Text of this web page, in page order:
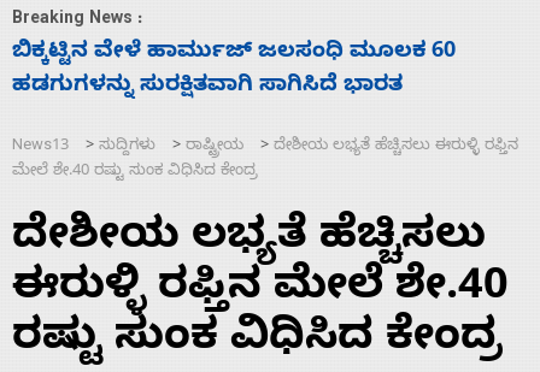
Breaking News :
ನಾಗೇಂದ್ರ ರಾಜೀನಾಮೆ ಕೊಡದಿದ್ದರೆ ಸದನ ನಡೆಸಲು
ಬಿಡೆವು: ಛಲವಾದಿ ನಾರಾಯಣಸ್ವಾಮಿ
News13 > ಸುದ್ದಿಗಳು > ರಾಷ್ಟ್ರೀಯ > ದೇಶೀಯ ಲಭ್ಯತೆ ಹೆಚ್ಚಿಸಲು ಈರುಳ್ಳಿ ರಫ್ತಿನ
ಮೇಲೆ ಶೇ.40 ರಷ್ಟು ಸುಂಕ ವಿಧಿಸಿದ ಕೇಂದ್ರ
ದೇಶೀಯ ಲಭ್ಯತೆ ಹೆಚ್ಚಿಸಲು
ಈರುಳ್ಳಿ ರಫ್ತಿನ ಮೇಲೆ ಶೇ.40
ರಷ್ಟು ಸುಂಕ ವಿಧಿಸಿದ ಕೇಂದ್ರ